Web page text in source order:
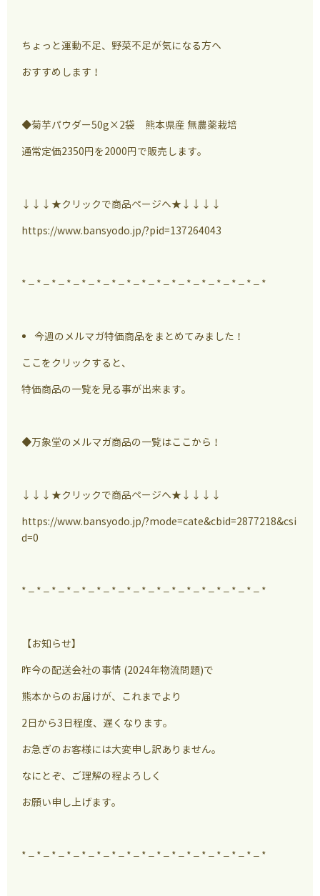
ちょっと運動不足、野菜不足が気になる方へ
おすすめします！
◆菊芋パウダー50g×2袋 熊本県産 無農薬栽培
通常定価2350円を2000円で販売します。
↓↓↓★クリックで商品ページへ★↓↓↓↓
https://www.bansyodo.jp/?pid=137264043
* – * – * – * – * – * – * – * – * – * – * – * – * – * – * – * – *
今週のメルマガ特価商品をまとめてみました！
ここをクリックすると、
特価商品の一覧を見る事が出来ます。
◆万象堂のメルマガ商品の一覧はここから！
↓↓↓★クリックで商品ページへ★↓↓↓↓
https://www.bansyodo.jp/?mode=cate&cbid=2877218&csi
d=0
* – * – * – * – * – * – * – * – * – * – * – * – * – * – * – * – *
【お知らせ】
昨今の配送会社の事情 (2024年物流問題)で
熊本からのお届けが、これまでより
2日から3日程度、遅くなります。
お急ぎのお客様には大変申し訳ありません。
なにとぞ、ご理解の程よろしく
お願い申し上げます。
* – * – * – * – * – * – * – * – * – * – * – * – * – * – * – * – *